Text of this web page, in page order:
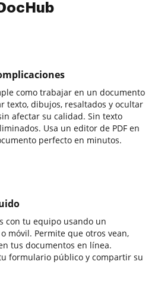
DocHub
como trabajar en un documento
texto, dibujos, resaltados y ocultar
afectar su calidad. Sin texto
Usa un editor de PDF en
perfecto en minutos.
con tu equipo usando un
móvil. Permite que otros vean,
tus documentos en línea.
formulario público y compartir su